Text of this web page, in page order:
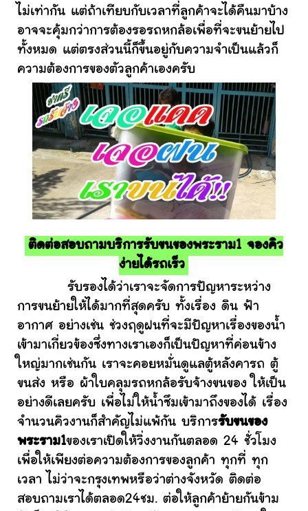
ไม่เท่ากัน แต่ถ้าเทียบกับเวลาที่ลูกค้าจะได้คืนมาบ้าง
อาจจะคุ้มกว่าการต้องรอรถหกล้อเพื่อที่จะขนย้ายไป
ทั้งหมด แต่ตรงส่วนนี้ก็ขึ้นอยู่กับความจำเป็นแล้วก็
ความต้องการของตัวลูกค้าเองครับ
ติดต่อสอบถามบริการรับขนของพระราม1 จองคิว
ง่ายได้รถเร็ว
รับรองได้ว่าเราจะจัดการปัญหาระหว่าง
การขนย้ายให้ได้มากที่สุดครับ ทั้งเรื่อง ดิน ฟ้า
อากาศ อย่างเช่น ช่วงฤดูฝนที่จะมีปัญหาเรื่องของน้ำ
เข้ามาเกี่ยวข้องซึ่งทางเราเองก็เป็นปัญหาที่ค่อนข้าง
ใหญ่มากเช่นกัน เราจะคอยหมั่นดูแลตู้หลังคารถ ตู้
ขนส่ง หรือ ผ้าใบคลุมรถหกล้อรับจ้างขนของ ให้เป็น
อย่างดีเลยครับ เพื่อไม่ให้น้ำซึมเข้ามาถึงของได้ เรื่อง
จำนวนคิวงานก็สำคัญไม่แพ้กัน บริการรับขนของ
พระราม1ของเราเปิดให้วิ่งงานกันตลอด 24 ชั่วโมง
เพื่อให้เพียงต่อความต้องการของลูกค้า ทุกที่ ทุก
เวลา ไม่ว่าจะกรุงเทพหรือว่าต่างจังหวัด ติดต่อ
สอบถามเราได้ตลอด24ชม. ต่อให้ลูกค้าย้ายกันข้าม